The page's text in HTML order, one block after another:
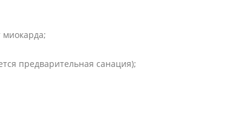
предварительная санация);